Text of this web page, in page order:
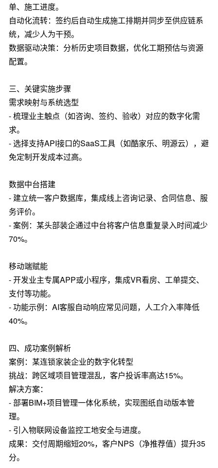
单、施工进度。
自动化流转：签约后自动生成施工排期并同步至供应链系
统，减少人为干预。
数据驱动决策：分析历史项目数据，优化工期预估与资源
配置。
三、关键实施步骤
需求映射与系统选型
- 梳理业主触点（如咨询、签约、验收）对应的数字化需
求。
- 选择支持API接口的SaaS工具（如酷家乐、明源云），避
免定制开发成本过高。
数据中台搭建
- 建立统一客户数据库，集成线上咨询记录、合同信息、服
务评价。
- 案例：某头部装企通过中台将客户信息重复录入时间减少
70%。
移动端赋能
- 开发业主专属APP或小程序，集成VR看房、工单提交、
支付等功能。
- 功能示例：AI客服自动响应常见问题，人工介入率降低
40%。
四、成功案例解析
案例：某连锁家装企业的数字化转型
挑战：跨区域项目管理混乱，客户投诉率高达15%。
解决方案：
- 部署BIM+项目管理一体化系统，实现图纸自动版本管
理。
- 引入物联网设备监控工地安全与进度。
成果：交付周期缩短20%，客户NPS（净推荐值）提升35
分。